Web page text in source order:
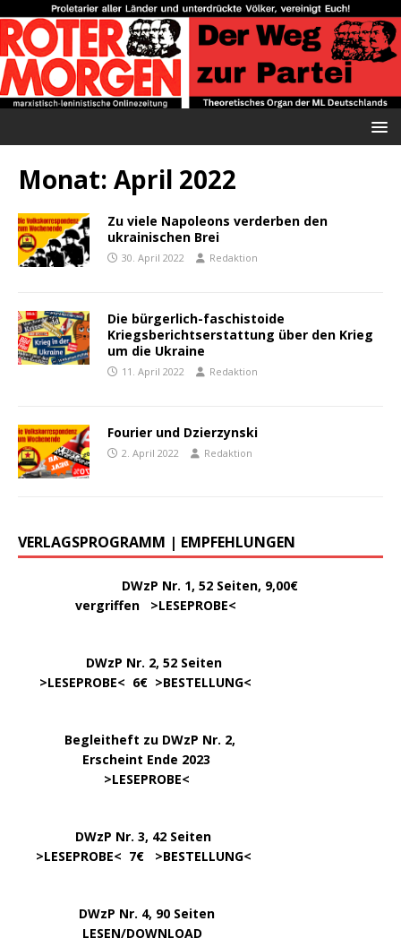
Monat: April 2022
Zu viele Napoleons verderben den
ukrainischen Brei
30. April 2022 Redaktion
Die bürgerlich-faschistoide
Kriegsberichtserstattung über den Krieg
um die Ukraine
11. April 2022 Redaktion
Fourier und Dzierzynski
2. April 2022 Redaktion
VERLAGSPROGRAMM | EMPFEHLUNGEN
DWzP Nr. 1, 52 Seiten, 9,00€
vergriffen >LESEPROBE<
DWzP Nr. 2, 52 Seiten
>LESEPROBE< 6€ >BESTELLUNG<
Begleitheft zu DWzP Nr. 2,
Erscheint Ende 2023
>LESEPROBE<
DWzP Nr. 3, 42 Seiten
>LESEPROBE< 7€ >BESTELLUNG<
DWzP Nr. 4, 90 Seiten
LESEN/DOWNLOAD